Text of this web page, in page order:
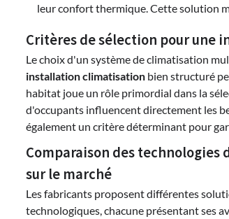
leur confort thermique. Cette solution
Critères de sélection pour une
Le choix d'un système de climatisation
installation climatisation bien structuré
habitat joue un rôle primordial dans la
d'occupants influencent directement les
également un critère déterminant pour
Comparaison des technologies
sur le marché
Les fabricants proposent différentes
technologiques, chacune présentant ses